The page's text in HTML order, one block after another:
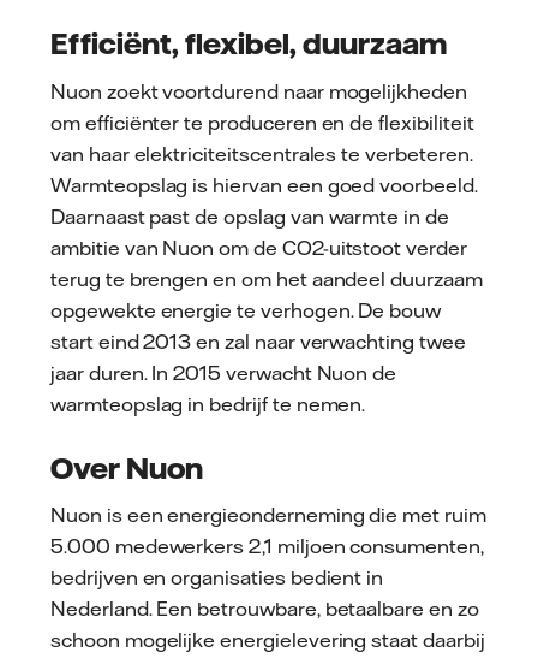
Efficiënt, flexibel, duurzaam
Nuon zoekt voortdurend naar mogelijkheden
om efficiënter te produceren en de flexibiliteit
van haar elektriciteitscentrales te verbeteren.
Warmteopslag is hiervan een goed voorbeeld.
Daarnaast past de opslag van warmte in de
ambitie van Nuon om de CO2-uitstoot verder
terug te brengen en om het aandeel duurzaam
opgewekte energie te verhogen. De bouw
start eind 2013 en zal naar verwachting twee
jaar duren. In 2015 verwacht Nuon de
warmteopslag in bedrijf te nemen.
Over Nuon
Nuon is een energieonderneming die met ruim
5.000 medewerkers 2,1 miljoen consumenten,
bedrijven en organisaties bedient in
Nederland. Een betrouwbare, betaalbare en zo
schoon mogelijke energielevering staat daarbij